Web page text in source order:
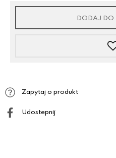
DODAJ
Zapytaj o produkt
Udostepnij